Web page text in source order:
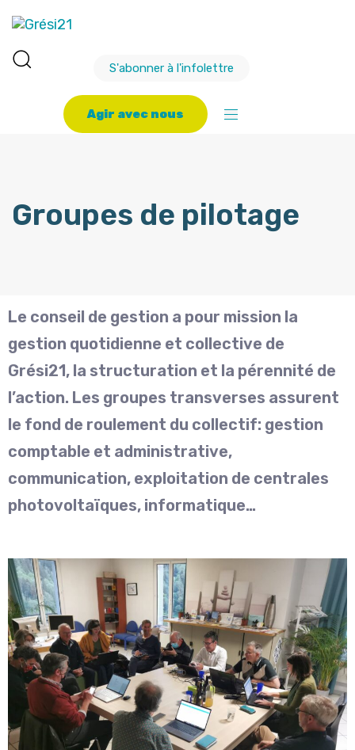
S'abonner à l'infolettre
Agir avec nous
Groupes de pilotage
Le conseil de gestion a pour mission la
gestion quotidienne et collective de
Grési21, la structuration et la pérennité de
l’action. Les groupes transverses assurent
le fond de roulement du collectif: gestion
comptable et administrative,
communication, exploitation de centrales
photovoltaïques, informatique…